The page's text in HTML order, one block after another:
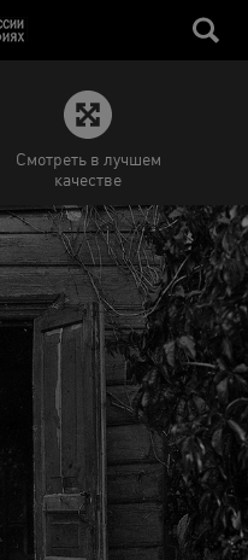
Смотреть в лучшем
качестве